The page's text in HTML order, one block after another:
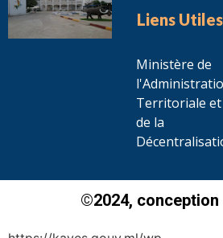
Liens Utiles
Ministère de
Territoriale et
de la
©2024, conception